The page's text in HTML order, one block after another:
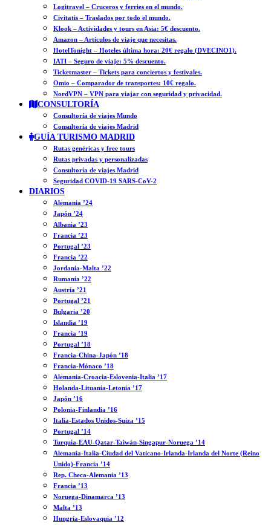
Logitravel – Cruceros y ferries en el mundo.
Civitatis – Traslados por todo el mundo.
Klook – Actividades y tours en Asia: 5€ descuento.
Amazon – Artículos de viaje que necesitas.
HotelTonight – Hoteles última hora: 20€ regalo (DVECINO1).
IATI – Seguro de viaje: 5% descuento.
Ticketmaster – Tickets para conciertos y festivales.
Omio – Comparador de transportes: 10€ regalo.
NordVPN – VPN para viajar con seguridad y privacidad.
CONSULTORÍA
Consultoría de viajes Mundo
Consultoría de viajes Madrid
GUÍA TURISMO MADRID
Rutas genéricas y free tours
Rutas privadas y personalizadas
Consultoría de viajes Madrid
Seguridad COVID-19 SARS-CoV-2
DIARIOS
Alemania ’24
Japón ’24
Albania ’23
Francia ’23
Portugal ’23
Francia ’22
Jordania-Malta ’22
Rumanía ’22
Austria ’21
Portugal ’21
Bulgaria ’20
Islandia ’19
Francia ’19
Portugal ’18
Francia-China-Japón ’18
Francia-Mónaco ’18
Alemania-Croacia-Eslovenia-Italia ’17
Holanda-Lituania-Letonia ’17
Japón ’16
Polonia-Finlandia ’16
Italia-Estados Unidos-Suiza ’15
Portugal ’14
Turquía-EAU-Qatar-Taiwán-Singapur-Noruega ’14
Alemania-Italia-Ciudad del Vaticano-Irlanda-Irlanda del Norte (Reino
Unido)-Francia ’14
Rep. Checa-Alemania ’13
Francia ’13
Noruega-Dinamarca ’13
Malta ’13
Hungría-Eslovaquia ’12